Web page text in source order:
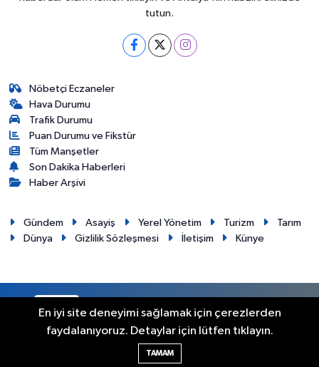
tutun.
Nöbetçi Eczaneler
Hava Durumu
Trafik Durumu
Puan Durumu ve Fikstür
Tüm Manşetler
Son Dakika Haberleri
Haber Arşivi
Gündem Asayiş Yerel Yönetim Turizm
Tarım
Dünya
Gizlilik Sözleşmesi İletişim Künye
Haber Yazılımı:
En iyi site deneyimi sağlamak için çerezlerden
faydalanıyoruz. Detaylar için lütfen tıklayın.
TAMAM